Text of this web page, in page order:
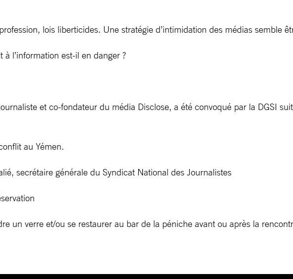
lois liberticides. Une stratégie d’intimidation des médias semble
à l’information est-il en danger ?
et co-fondateur du média Disclose, a été convoqué par la DGSI
au Yémen.
secrétaire générale du Syndicat National des Journalistes
un verre et/ou se restaurer au bar de la péniche avant ou après la